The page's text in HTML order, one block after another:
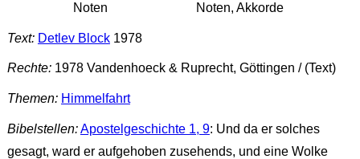
Noten
Noten, Akkorde
Text: Detlev Block1978
Rechte:1978 Vandenhoeck & Ruprecht, Göttingen / (Text)
Themen: Himmelfahrt
Bibelstellen:Apostelgeschichte 1, 9: Und da er solches
gesagt, ward er aufgehoben zusehends, und eine Wolke